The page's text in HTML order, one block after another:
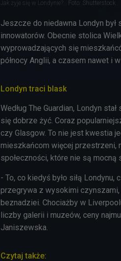
Jak żyje się w Londynie? Foto: Shutterstock
Jeszcze do niedawna Londyn
innowatorów. Obecnie stolica
wyprowadzających się
północy Anglii, a czasem nawet i
Londyn traci blask
Według The Guardian, Londyn
się dobrze żyć. Coraz
czy Glasgow. To nie jest kwestia
mieszkańcom więcej przestrzeni,
społeczności, które nie są mocną
- To, co kiedyś było siłą
przegrywa z wysokimi
beznadziei. Chociażby w
liczby galerii i muzeów, ceny
Janiszewska.
Czytaj także: